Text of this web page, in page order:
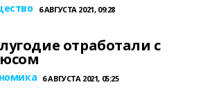
6 АВГУСТА 2021, 09:28
отработали с
6 АВГУСТА 2021, 05:25